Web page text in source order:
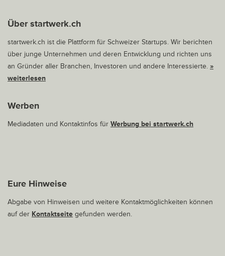
Über startwerk.ch
startwerk.ch ist die Plattform für Schweizer Startups. Wir berichten
über junge Unternehmen und deren Entwicklung und richten uns
an Gründer aller Branchen, Investoren und andere Interessierte. »
weiterlesen
Werben
Mediadaten und Kontaktinfos für Werbung bei startwerk.ch
Eure Hinweise
Abgabe von Hinweisen und weitere Kontaktmöglichkeiten können
auf der Kontaktseite gefunden werden.